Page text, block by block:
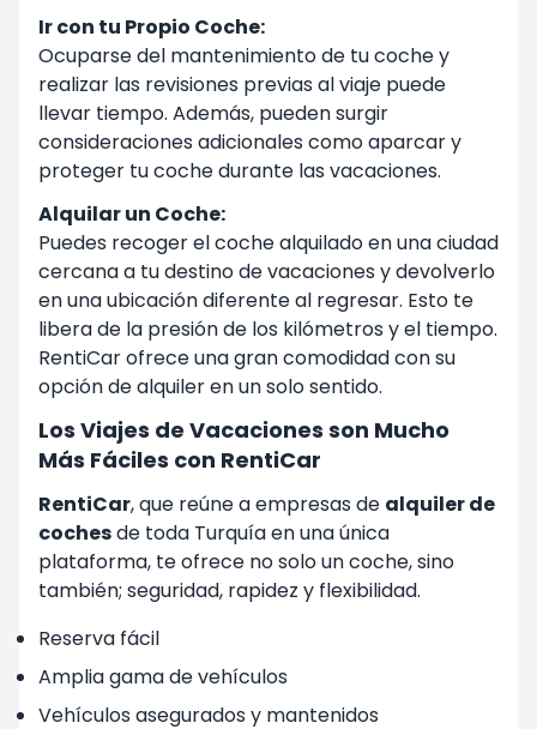
Ir con tu Propio Coche:
Ocuparse del mantenimiento de tu coche y
realizar las revisiones previas al viaje puede
llevar tiempo. Además, pueden surgir
consideraciones adicionales como aparcar y
proteger tu coche durante las vacaciones.
Alquilar un Coche:
Puedes recoger el coche alquilado en una ciudad
cercana a tu destino de vacaciones y devolverlo
en una ubicación diferente al regresar. Esto te
libera de la presión de los kilómetros y el tiempo.
RentiCar ofrece una gran comodidad con su
opción de alquiler en un solo sentido.
Los Viajes de Vacaciones son Mucho
Más Fáciles con RentiCar
RentiCar, que reúne a empresas de alquiler de
cochesde toda Turquía en una única
plataforma, te ofrece no solo un coche, sino
también; seguridad, rapidez y flexibilidad.
Reserva fácil
Amplia gama de vehículos
Vehículos asegurados y mantenidos